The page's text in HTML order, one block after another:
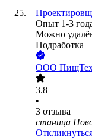
Опыт 1-3
Можно
Подработка
ООО
3.8
•
3 отзыва
станица